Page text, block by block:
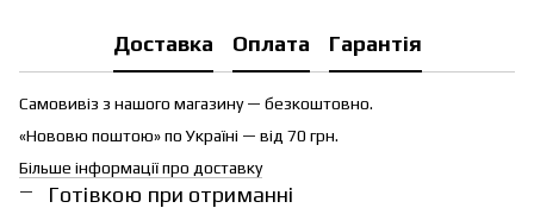
Доставка Оплата Гарантія
Самовивіз з нашого магазину — безкоштовно.
«Нововю поштою» по Україні — від 70 грн.
Більше інформації про доставку
Готівкою при отриманні